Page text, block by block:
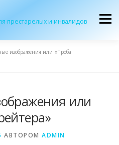
Меню
изображения или «Проба
или
АВТОРОМ ADMIN